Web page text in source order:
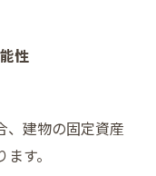
性
、建物の固定資産
す。